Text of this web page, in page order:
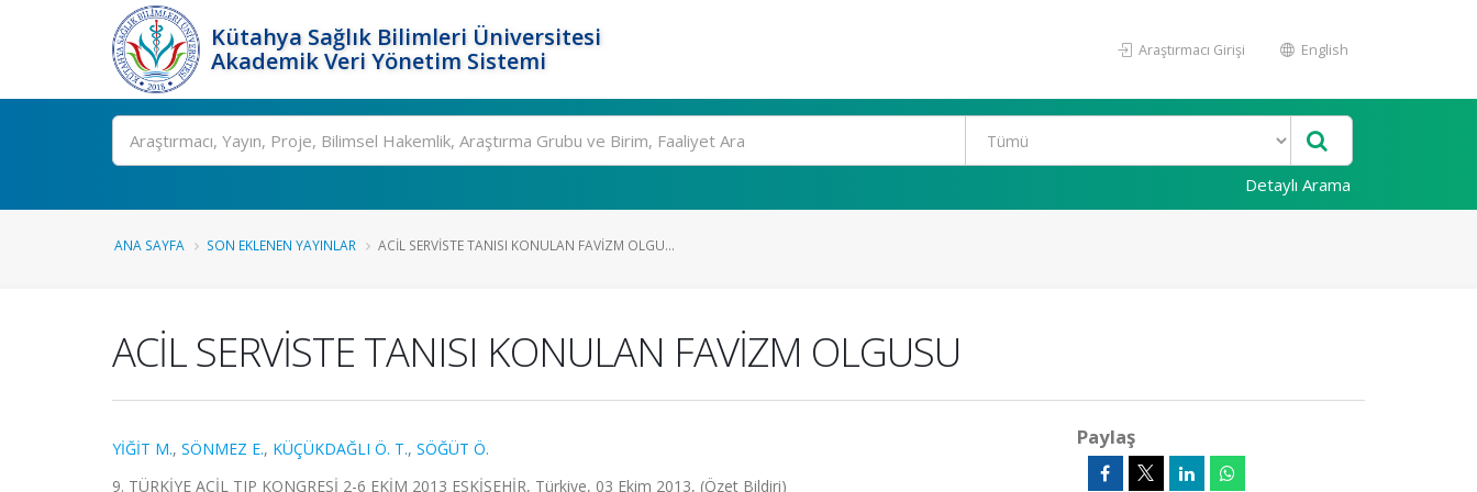
Kütahya Sağlık Bilimleri Üniversitesi
Akademik Veri Yönetim Sistemi
Araştırmacı Girişi English
Ara
Detaylı Arama
ANA SAYFA SON EKLENEN YAYINLAR ACİL SERVİSTE TANISI KONULAN FAVİZM OLGU...
ACİL SERVİSTE TANISI KONULAN FAVİZM OLGUSU
YİĞİT M., SÖNMEZ E., KÜÇÜKDAĞLI Ö. T., SÖĞÜT Ö.
9. TÜRKİYE ACİL TIP KONGRESİ 2-6 EKİM 2013 ESKİŞEHİR, Türkiye, 03 Ekim 2013, (Özet Bildiri)
Paylaş